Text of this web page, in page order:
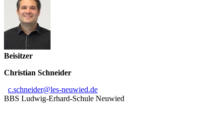
Beisitzer
Christian Schneider
c.schneider@les-neuwied.de
BBS Ludwig-Erhard-Schule Neuwied